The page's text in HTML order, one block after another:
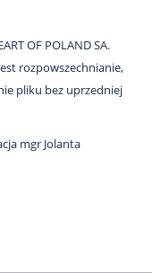
OF POLAND SA.
rozpowszechnianie,
pliku bez uprzedniej
mgr Jolanta